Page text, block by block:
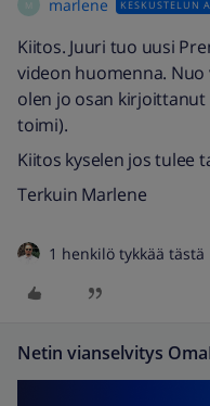
M marlene KESKUSTELUN
Kiitos. Juuri tuo uusi
videon huomenna.
olen jo osan
toimi).
Kiitos kyselen jos tulee
Terkuin Marlene
1 henkilö tykkää tästä
Netin vianselvitys